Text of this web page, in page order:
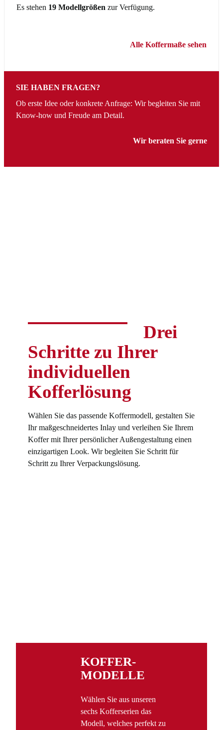
Es stehen 19 Modellgrößen zur Verfügung.
Alle Koffermaße sehen
SIE HABEN FRAGEN?
Ob erste Idee oder konkrete Anfrage: Wir begleiten Sie mit
Know-how und Freude am Detail.
Wir beraten Sie gerne
Drei
Schritte zu Ihrer
individuellen
Kofferlösung
Wählen Sie das passende Koffermodell, gestalten Sie
Ihr maßgeschneidertes Inlay und verleihen Sie Ihrem
Koffer mit Ihrer persönlicher Außengestaltung einen
einzigartigen Look. Wir begleiten Sie Schritt für
Schritt zu Ihrer Verpackungslösung.
KOFFER­
MODELLE
Wählen Sie aus unseren
sechs Kofferserien das
Modell, welches perfekt zu